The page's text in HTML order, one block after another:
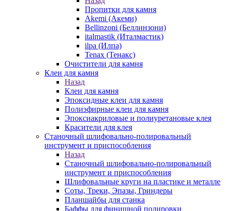
Пропитки для камня
Akemi (Акеми)
Bellinzoni (Беллинзони)
italmastik (Италмастик)
ilpa (Илпа)
Tenax (Тенакс)
Очистители для камня
Клеи для камня
Назад
Клеи для камня
Эпоксидные клеи для камня
Полиэфирные клеи для камня
Эпоксиакриловые и полиуретановые клея
Красители для клея
Станочный шлифовально-полировальный
инструмент и приспособления
Назад
Станочный шлифовально-полировальный
инструмент и приспособления
Шлифовальные круги на пластике и металле
Соты, Треки, Эпазы, Гриндеры
Планшайбы для станка
Баффы для финишной полировки